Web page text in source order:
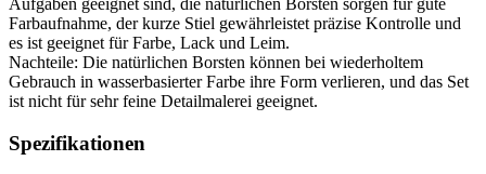
Aufgaben geeignet sind, die natürlichen Borsten sorgen für gute
Farbaufnahme, der kurze Stiel gewährleistet präzise Kontrolle und
es ist geeignet für Farbe, Lack und Leim.
Nachteile: Die natürlichen Borsten können bei wiederholtem
Gebrauch in wasserbasierter Farbe ihre Form verlieren, und das Set
ist nicht für sehr feine Detailmalerei geeignet.
Spezifikationen